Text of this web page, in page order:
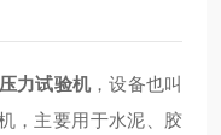
力试验机，设备也叫
，主要用于水泥、胶